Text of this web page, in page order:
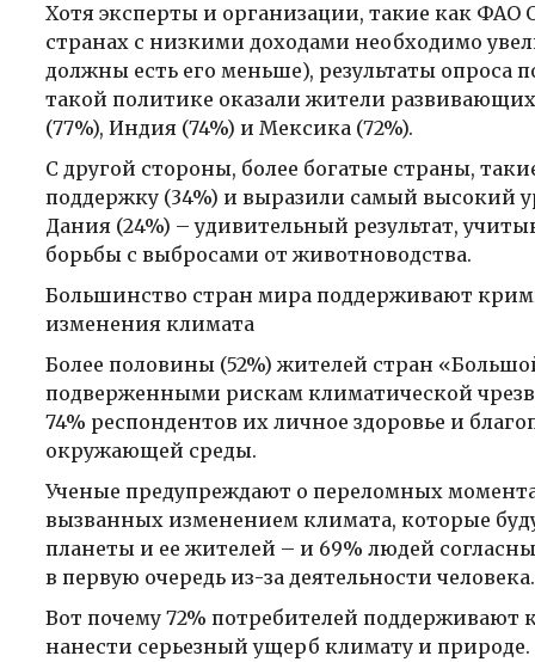
Хотя эксперты и организации, такие как ФАО
странах с низкими доходами необходимо
должны есть его меньше), результаты
такой политике оказали жители
(77%), Индия (74%) и Мексика (72%).
С другой стороны, более богатые страны,
поддержку (34%) и выразили самый высокий
Дания (24%) – удивительный результат,
борьбы с выбросами от животноводства.
Большинство стран мира поддерживают
изменения климата
Более половины (52%) жителей стран
подверженными рискам климатической
74% респондентов их личное здоровье и
окружающей среды.
Ученые предупреждают о переломных
вызванных изменением климата, которые
планеты и ее жителей – и 69% людей
в первую очередь из-за деятельности человека.
Вот почему 72% потребителей
нанести серьезный ущерб климату и